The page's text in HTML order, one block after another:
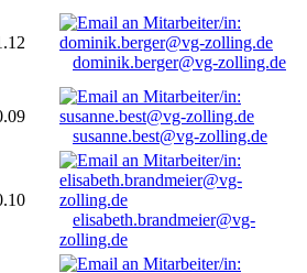
dominik.berger@vg-zolling.de
susanne.best@vg-zolling.de
elisabeth.brandmeier@vg-
zolling.de